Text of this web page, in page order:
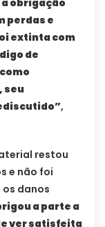
perdas e
extinta com
de
seu
,
restou
e não foi
danos
a parte a
ver satisfeita